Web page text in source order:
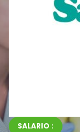
SALARIO :